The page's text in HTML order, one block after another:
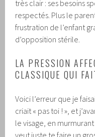
très clair : ses besoins
respectés. Plus le
frustration de l’enfant
d’opposition stérile.
LA PRESSION
CLASSIQUE QUI
Voici l’erreur que je
criait « pas toi ! », et
le visage, en
veut juste te faire un